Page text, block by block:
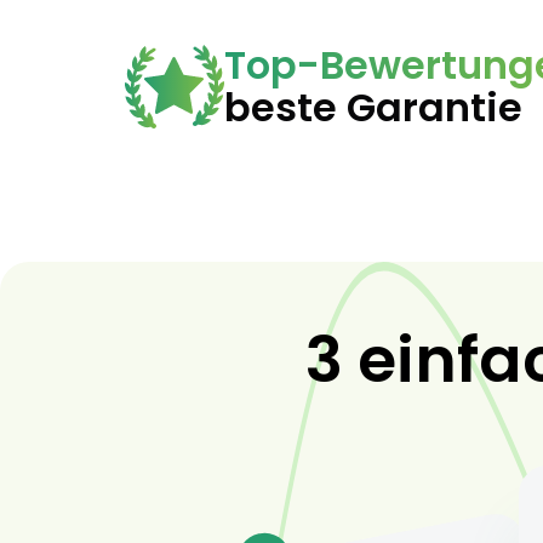
Top-
beste Garantie
3